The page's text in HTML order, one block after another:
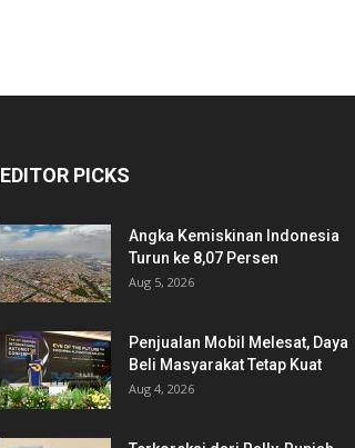
EDITOR PICKS
Angka Kemiskinan Indonesia
Turun ke 8,07 Persen
Aug 5, 2026
Penjualan Mobil Melesat, Daya
Beli Masyarakat Tetap Kuat
Aug 4, 2026